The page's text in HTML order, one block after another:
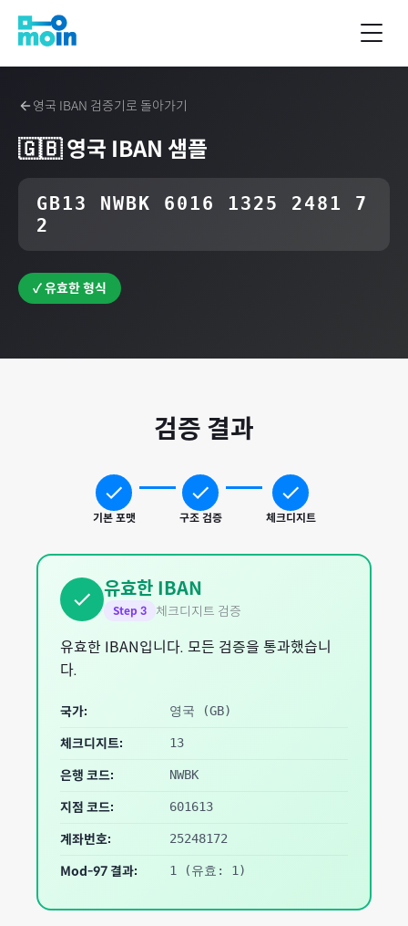
영국 IBAN 검증기로 돌아가기
🇬🇧 영국 IBAN 샘플
GB13 NWBK 6016 1325 2481 7
2
✓ 유효한 형식
검증 결과
기본 포맷 구조 검증 체크디지트
유효한 IBAN
Step 3 체크디지트 검증
유효한 IBAN입니다. 모든 검증을 통과했습니
다.
국가: 영국 (GB)
체크디지트: 13
은행 코드: NWBK
지점 코드: 601613
계좌번호: 25248172
Mod-97 결과: 1 (유효: 1)